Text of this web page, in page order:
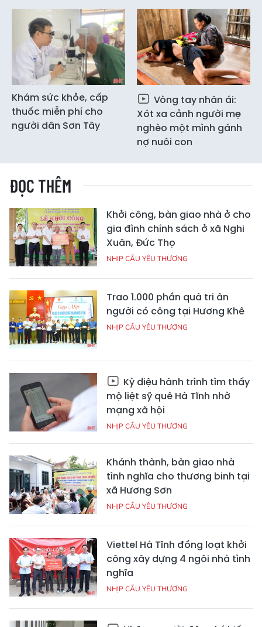
Khám sức khỏe, cấp
thuốc miễn phí cho
người dân Sơn Tây
Vòng tay nhân ái:
Xót xa cảnh người mẹ
nghèo một mình gánh
nợ nuôi con
ĐỌC THÊM
Khởi công, bàn giao nhà ở cho
gia đình chính sách ở xã Nghi
Xuân, Đức Thọ
NHỊP CẦU YÊU THƯƠNG
Trao 1.000 phần quà tri ân
người có công tại Hương Khê
NHỊP CẦU YÊU THƯƠNG
Kỳ diệu hành trình tìm thấy
mộ liệt sỹ quê Hà Tĩnh nhờ
mạng xã hội
NHỊP CẦU YÊU THƯƠNG
Khánh thành, bàn giao nhà
tình nghĩa cho thương binh tại
xã Hương Sơn
NHỊP CẦU YÊU THƯƠNG
Viettel Hà Tĩnh đồng loạt khởi
công xây dựng 4 ngôi nhà tình
nghĩa
NHỊP CẦU YÊU THƯƠNG